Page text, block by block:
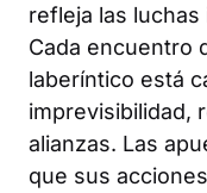
refleja las
Cada encuentro
laberíntico está
imprevisibilidad,
alianzas. Las
que sus